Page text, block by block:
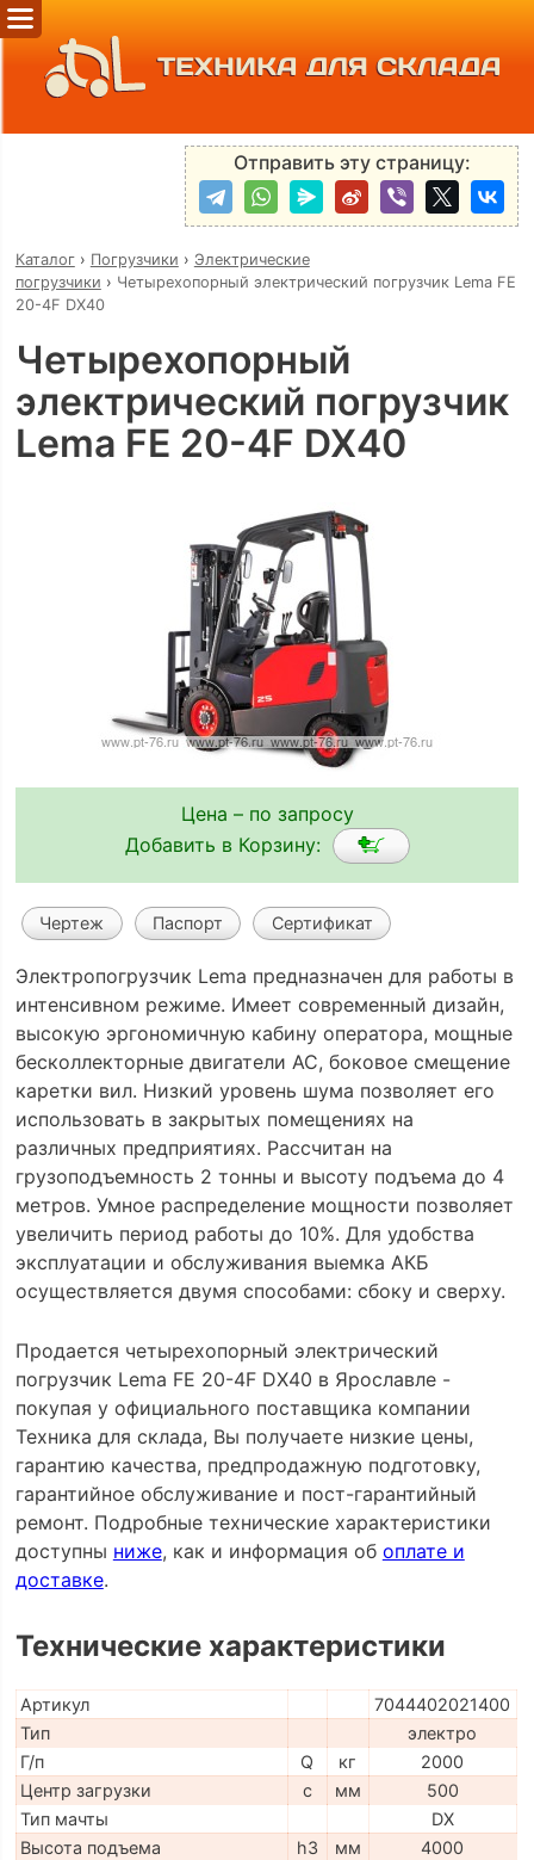
ТЕХНИКА ДЛЯ СКЛАДА
Отправить эту страницу:
Каталог› Погрузчики › Электрические
погрузчики › Четырехопорный электрический погрузчик Lema FE
20-4F DX40
Четырехопорный
электрический погрузчик
Lema FE 20-4F DX40
Цена – по запросу
Добавить в Корзину:
Чертеж Паспорт Сертификат
Электропогрузчик Lema предназначен для работы в
интенсивном режиме. Имеет современный дизайн,
высокую эргономичную кабину оператора, мощные
бесколлекторные двигатели АС, боковое смещение
каретки вил. Низкий уровень шума позволяет его
использовать в закрытых помещениях на
различных предприятиях. Рассчитан на
грузоподъемность 2 тонны и высоту подъема до 4
метров. Умное распределение мощности позволяет
увеличить период работы до 10%. Для удобства
эксплуатации и обслуживания выемка АКБ
осуществляется двумя способами: сбоку и сверху.
Продается четырехопорный электрический
погрузчик Lema FE 20-4F DX40 в Ярославле -
покупая у официального поставщика компании
Техника для склада, Вы получаете низкие цены,
гарантию качества, предпродажную подготовку,
гарантийное обслуживание и пост-гарантийный
ремонт. Подробные технические характеристики
доступны ниже, как и информация об оплате и
доставке.
Технические характеристики
Артикул
7044402021400
Тип
электро
Г/п
Q кг
2000
Центр загрузки
c мм
500
Тип мачты
DX
Высота подъема
h3 мм
4000